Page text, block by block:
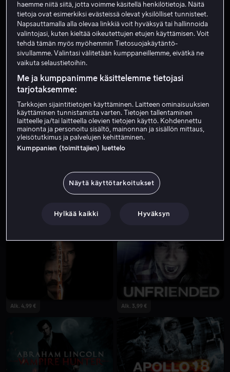
Timur Bekmambetov
Tuotannonjohtaja Tuottaja Ohjaaja
Ale Alk. 4,99 €
Alk. 4,99 € Alk. 3,99 €
haemme niitä siitä, jotta voimme käsitellä henkilötietoja. Näitä
tietoja ovat esimerkiksi evästeissä olevat yksilölliset tunnisteet.
Napsauttamalla alla olevaa linkkiä voit hyväksyä tai hallinnoida
valintojasi, kuten kieltää oikeutettujen etujen käyttämisen. Voit
tehdä tämän myös myöhemmin Tietosuojakäytäntö-
sivullamme. Valintasi välitetään kumppaneillemme, eivätkä ne
vaikuta selaustietoihin.
Me ja kumppanimme käsittelemme tietojasi
tarjotaksemme:
Tarkkojen sijaintitietojen käyttäminen. Laitteen ominaisuuksien
käyttäminen tunnistamista varten. Tietojen tallentaminen
laitteelle ja/tai laitteella olevien tietojen käyttö. Kohdennettu
mainonta ja personoitu sisältö, mainonnan ja sisällön mittaus,
yleisötutkimus ja palvelujen kehittäminen.
Kumppanien (toimittajien) luettelo
Näytä käyttötarkoitukset
Hylkää kaikki Hyväksyn